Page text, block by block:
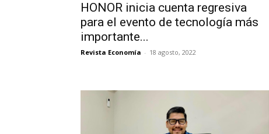
HONOR inicia cuenta regresiva
para el evento de tecnología más
importante...
Revista Economía - 18 agosto, 2022